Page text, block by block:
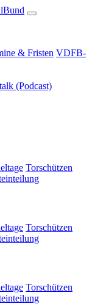
& Fristen VDFB-
(Podcast)
Torschützen
Torschützen
Torschützen